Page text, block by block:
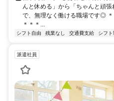
んと休める」から「ちゃんと頑
で、無理なく働ける職場です◎
＊＊＊...
シフト自由 残業なし 交通費支給 シフト
派遣社員